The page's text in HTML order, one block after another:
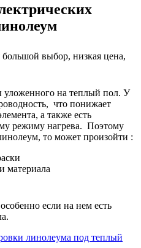
выбор, низкая цена,
на теплый пол. У
что понижает
а также есть
режиму нагрева. Поэтому
то может произойти :
материала
если на нем есть